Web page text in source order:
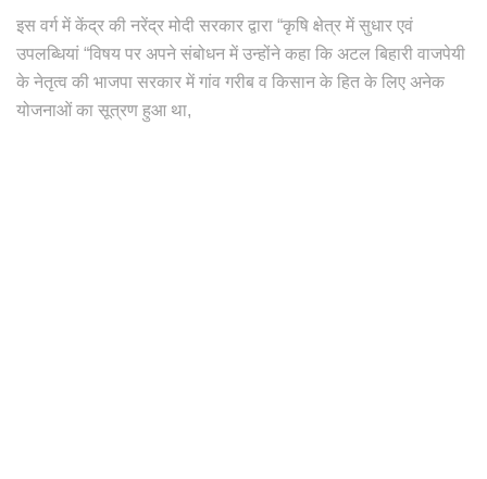
इस वर्ग में केंद्र की नरेंद्र मोदी सरकार द्वारा “कृषि क्षेत्र में सुधार एवं
उपलब्धियां “विषय पर अपने संबोधन में उन्होंने कहा कि अटल बिहारी वाजपेयी
के नेतृत्व की भाजपा सरकार में गांव गरीब व किसान के हित के लिए अनेक
योजनाओं का सूत्रण हुआ था,